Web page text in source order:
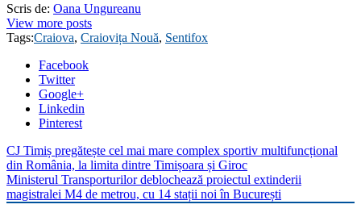
Scris de: Oana Ungureanu
View more posts
Tags:Craiova, Craiovița Nouă, Sentifox
Facebook
Twitter
Google+
Linkedin
Pinterest
CJ Timiș pregătește cel mai mare complex sportiv multifuncțional
din România, la limita dintre Timișoara și Giroc
Ministerul Transporturilor deblochează proiectul extinderii
magistralei M4 de metrou, cu 14 stații noi în București